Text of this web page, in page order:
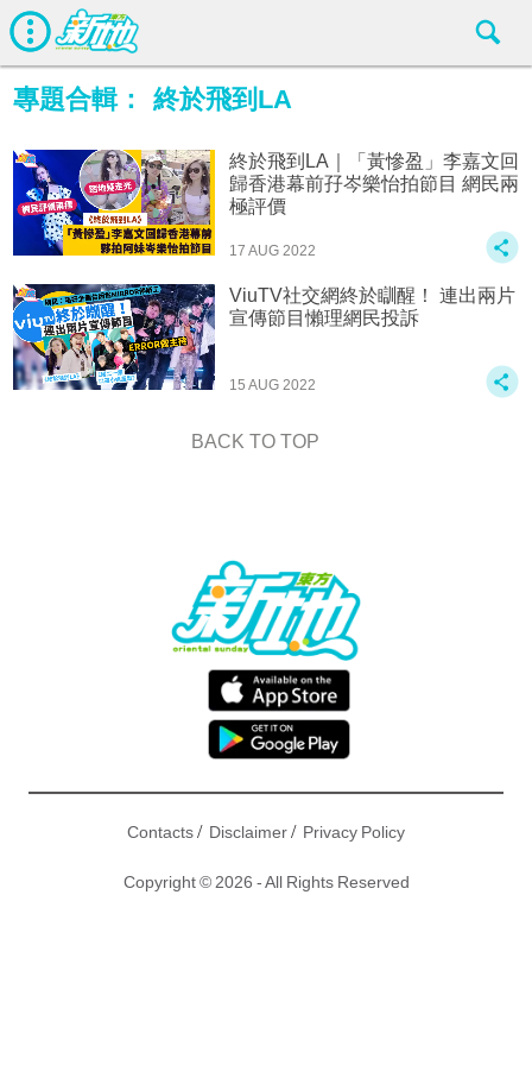
專題合輯： 終於飛到LA
終於飛到LA｜「黃慘盈」李嘉文回
歸香港幕前孖岑樂怡拍節目 網民兩
極評價
17 AUG 2022
ViuTV社交網終於瞓醒！ 連出兩片
宣傳節目懶理網民投訴
15 AUG 2022
BACK TO TOP
Contacts/ Disclaimer/ Privacy Policy
Copyright © 2026 - All Rights Reserved